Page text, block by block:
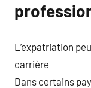
L’expatriation
carrière
Dans certains